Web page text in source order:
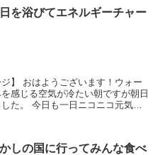
日を浴びてエネルギーチャー
】 おはようございます！ウォー
感じる空気が冷たい朝ですが朝日
た。 今日も一日ニコニコ元気
かしの国に行ってみんな食べ